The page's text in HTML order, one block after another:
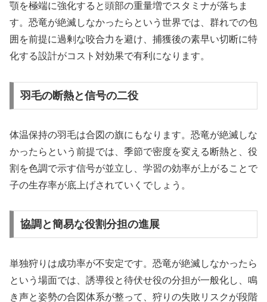
顎を極端に強化すると頭部の重量増でスタミナが落ちま
す。恐竜が絶滅しなかったらという世界では、群れでの包
囲を前提に過剰な咬合力を避け、捕獲後の素早い切断に特
化する設計がコスト対効果で有利になります。
羽毛の断熱と信号の二役
体温保持の羽毛は合図の旗にもなります。恐竜が絶滅しな
かったらという前提では、季節で密度を変える断熱と、役
割を色調で示す信号が並立し、学習の効率が上がることで
子の生存率が底上げされていくでしょう。
協調と簡易な役割分担の進展
単独狩りは成功率が不安定です。恐竜が絶滅しなかったら
という場面では、誘導役と待伏せ役の分担が一般化し、鳴
き声と姿勢の合図体系が整って、狩りの失敗リスクが段階